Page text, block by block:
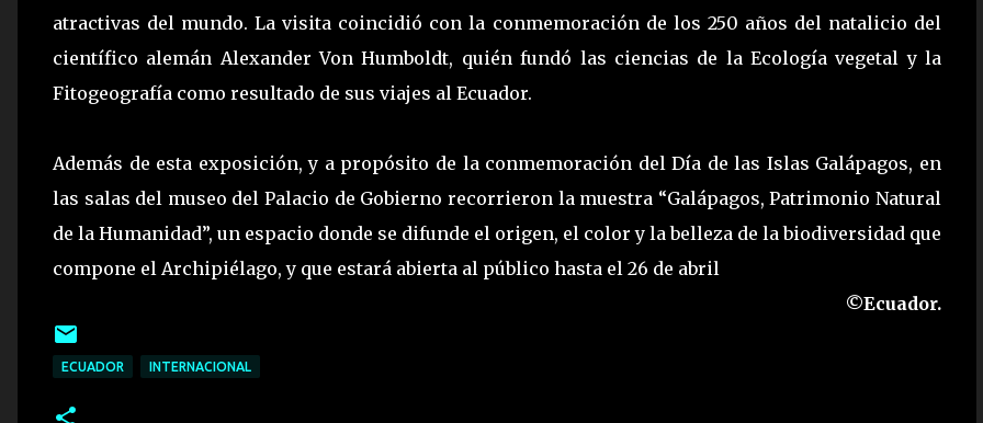
atractivas del mundo. La visita coincidió con la conmemoración de los 250 años del natalicio del
científico alemán Alexander Von Humboldt, quién fundó las ciencias de la Ecología vegetal y la
Fitogeografía como resultado de sus viajes al Ecuador.
Además de esta exposición, y a propósito de la conmemoración del Día de las Islas Galápagos, en
las salas del museo del Palacio de Gobierno recorrieron la muestra “Galápagos, Patrimonio Natural
de la Humanidad”, un espacio donde se difunde el origen, el color y la belleza de la biodiversidad que
compone el Archipiélago, y que estará abierta al público hasta el 26 de abril
©Ecuador.
ECUADOR INTERNACIONAL